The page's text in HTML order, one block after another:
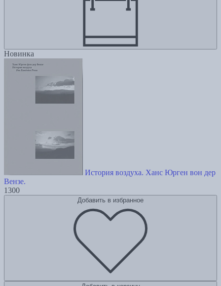
Новинка
История воздуха. Ханс Юрген вон дер
Вензе.
1300
Добавить в избранное